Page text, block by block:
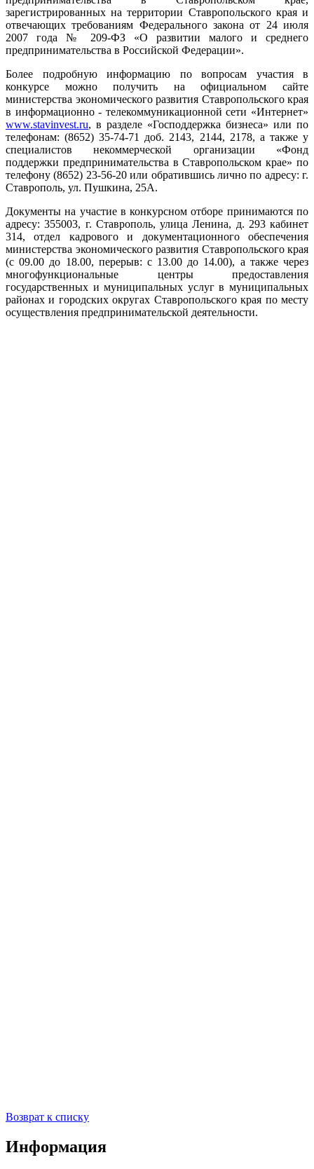
зарегистрированных на территории Ставропольского края и
отвечающих требованиям Федерального закона от 24 июля
2007 года № 209-ФЗ «О развитии малого и среднего
предпринимательства в Российской Федерации».
Более подробную информацию по вопросам участия в
конкурсе можно получить на официальном сайте
министерства экономического развития Ставропольского края
в информационно - телекоммуникационной сети «Интернет»
www.stavinvest.ru, в разделе «Господдержка бизнеса» или по
телефонам: (8652) 35-74-71 доб. 2143, 2144, 2178, а также у
специалистов некоммерческой организации «Фонд
поддержки предпринимательства в Ставропольском крае» по
телефону (8652) 23-56-20 или обратившись лично по адресу: г.
Ставрополь, ул. Пушкина, 25А.
Документы на участие в конкурсном отборе принимаются по
адресу: 355003, г. Ставрополь, улица Ленина, д. 293 кабинет
314, отдел кадрового и документационного обеспечения
министерства экономического развития Ставропольского края
(с 09.00 до 18.00, перерыв: с 13.00 до 14.00), а также через
многофункциональные центры предоставления
государственных и муниципальных услуг в муниципальных
районах и городских округах Ставропольского края по месту
осуществления предпринимательской деятельности.
Возврат к списку
Информация